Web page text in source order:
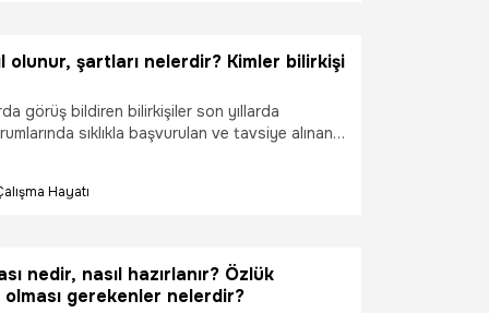
olunur, şartları nelerdir? Kimler bilirkişi
görüş bildiren bilirkişiler son yıllarda
sıklıkla başvurulan ve tavsiye alınan
veriyor. Bilirkişi olabilmek için de belirli şartları
Hayatı
nedir, nasıl hazırlanır? Özlük
olması gerekenler nelerdir?